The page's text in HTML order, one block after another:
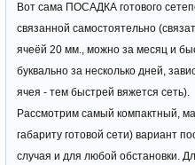
Вот сама ПОСАДКА готового
связанной самостоятельно
ячеёй 20 мм., можно за месяц и
буквально за несколько дней,
ячея - тем быстрей вяжется сеть).
Рассмотрим самый компактный,
габариту готовой сети) вариант
случая и для любой обстановки.